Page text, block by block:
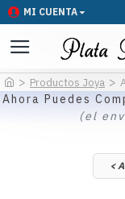
MI CUENTA
Productos Joya
Ahora Puedes
(el
<